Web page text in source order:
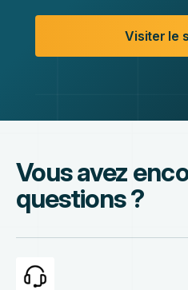
Visiter le
Vous avez
questions ?